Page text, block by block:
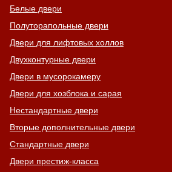
Белые двери
Полуторапольные двери
Двери для лифтовых холлов
Двухконтурные двери
Двери в мусорокамеру
Двери для хозблока и сарая
Нестандартные двери
Вторые дополнительные двери
Стандартные двери
Двери престиж-класса